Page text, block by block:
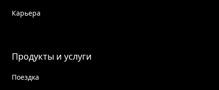
Карьера
Продукты и услуги
Поездка